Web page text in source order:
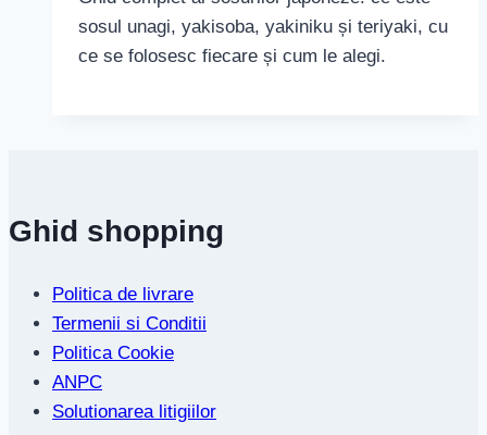
sosul unagi, yakisoba, yakiniku și teriyaki, cu
ce se folosesc fiecare și cum le alegi.
Ghid shopping
Politica de livrare
Termenii si Conditii
Politica Cookie
ANPC
Solutionarea litigiilor